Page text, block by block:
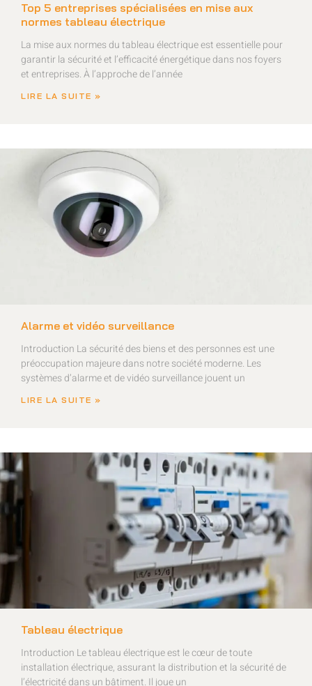
Top 5 entreprises spécialisées en mise aux
normes tableau électrique
La mise aux normes du tableau électrique est essentielle pour
garantir la sécurité et l’efficacité énergétique dans nos foyers
et entreprises. À l’approche de l’année
LIRE LA SUITE »
Alarme et vidéo surveillance
Introduction La sécurité des biens et des personnes est une
préoccupation majeure dans notre société moderne. Les
systèmes d’alarme et de vidéo surveillance jouent un
LIRE LA SUITE »
Tableau électrique
Introduction Le tableau électrique est le cœur de toute
installation électrique, assurant la distribution et la sécurité de
l’électricité dans un bâtiment. Il joue un